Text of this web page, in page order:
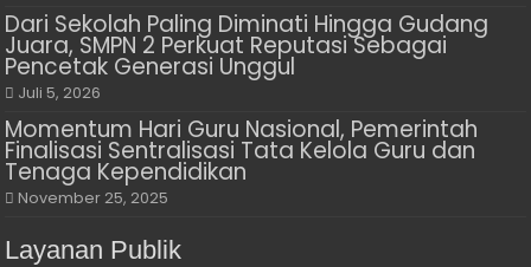
Dari Sekolah Paling Diminati Hingga Gudang
Juara, SMPN 2 Perkuat Reputasi Sebagai
Pencetak Generasi Unggul
Juli 5, 2026
Momentum Hari Guru Nasional, Pemerintah
Finalisasi Sentralisasi Tata Kelola Guru dan
Tenaga Kependidikan
November 25, 2025
Layanan Publik